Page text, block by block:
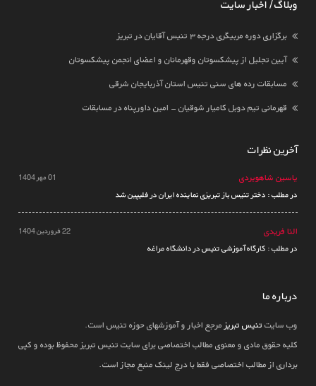
وبلاگ / اخبار سایت
برگزاری دوره مربیگری درجه ۳ تنیس آقایان در تبریز
آیین تجلیل از پیشکسوتان وقهرمانان و اعضای انجمن پیشکسوتان
مسابقات رده های سنی تنیس استان آذربایجان شرقی
قهرمانی تیم دوبل کامیار شوقیان - امین داورپناه در مسابقات
آخرین نظرات
یاسین شاهویردی 01 مهر 1404
در مطلب : دختر تنیس باز تبریزی نماینده ایران در فلیپین شد
النا فریدی 22 فروردین 1404
در مطلب : کارگاه آموزشی تنیس در دانشگاه مراغه
درباره ما
وب سایت تنیس تبریز مرجع اخبار و آموزشهای حوزه تنیس است.
کلیه حقوق مادی و معنوی مطالب اختصاصی برای سایت تنیس تبریز محفوظ بوده و کپی
برداری از مطالب اختصاصی فقط با درج لینک منبع مجاز است.